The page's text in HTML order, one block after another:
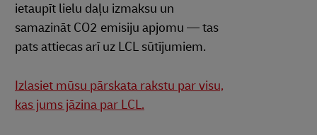
ietaupīt lielu daļu izmaksu un
samazināt CO2 emisiju apjomu — tas
pats attiecas arī uz LCL sūtījumiem.
Izlasiet mūsu pārskata rakstu par visu,
kas jums jāzina par LCL.